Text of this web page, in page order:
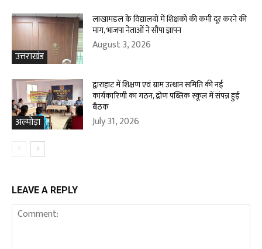
उत्तराखंड
लाखामंडल के विद्यालयों में शिक्षकों की कमी दूर करने की
मांग, भाजपा नेताओं ने सौंपा ज्ञापन
August 3, 2026
अल्मोड़ा
द्वाराहाट में शिक्षण एवं ग्राम उत्थान समिति की नई
कार्यकारिणी का गठन, द्रोण पब्लिक स्कूल में संपन्न हुई
बैठक
July 31, 2026
LEAVE A REPLY